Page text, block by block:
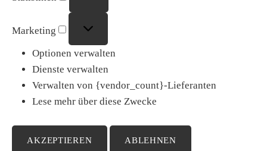
Marketing
Optionen verwalten
Dienste verwalten
Verwalten von {vendor_count}-Lieferanten
Lese mehr über diese Zwecke
AKZEPTIEREN ABLEHNEN